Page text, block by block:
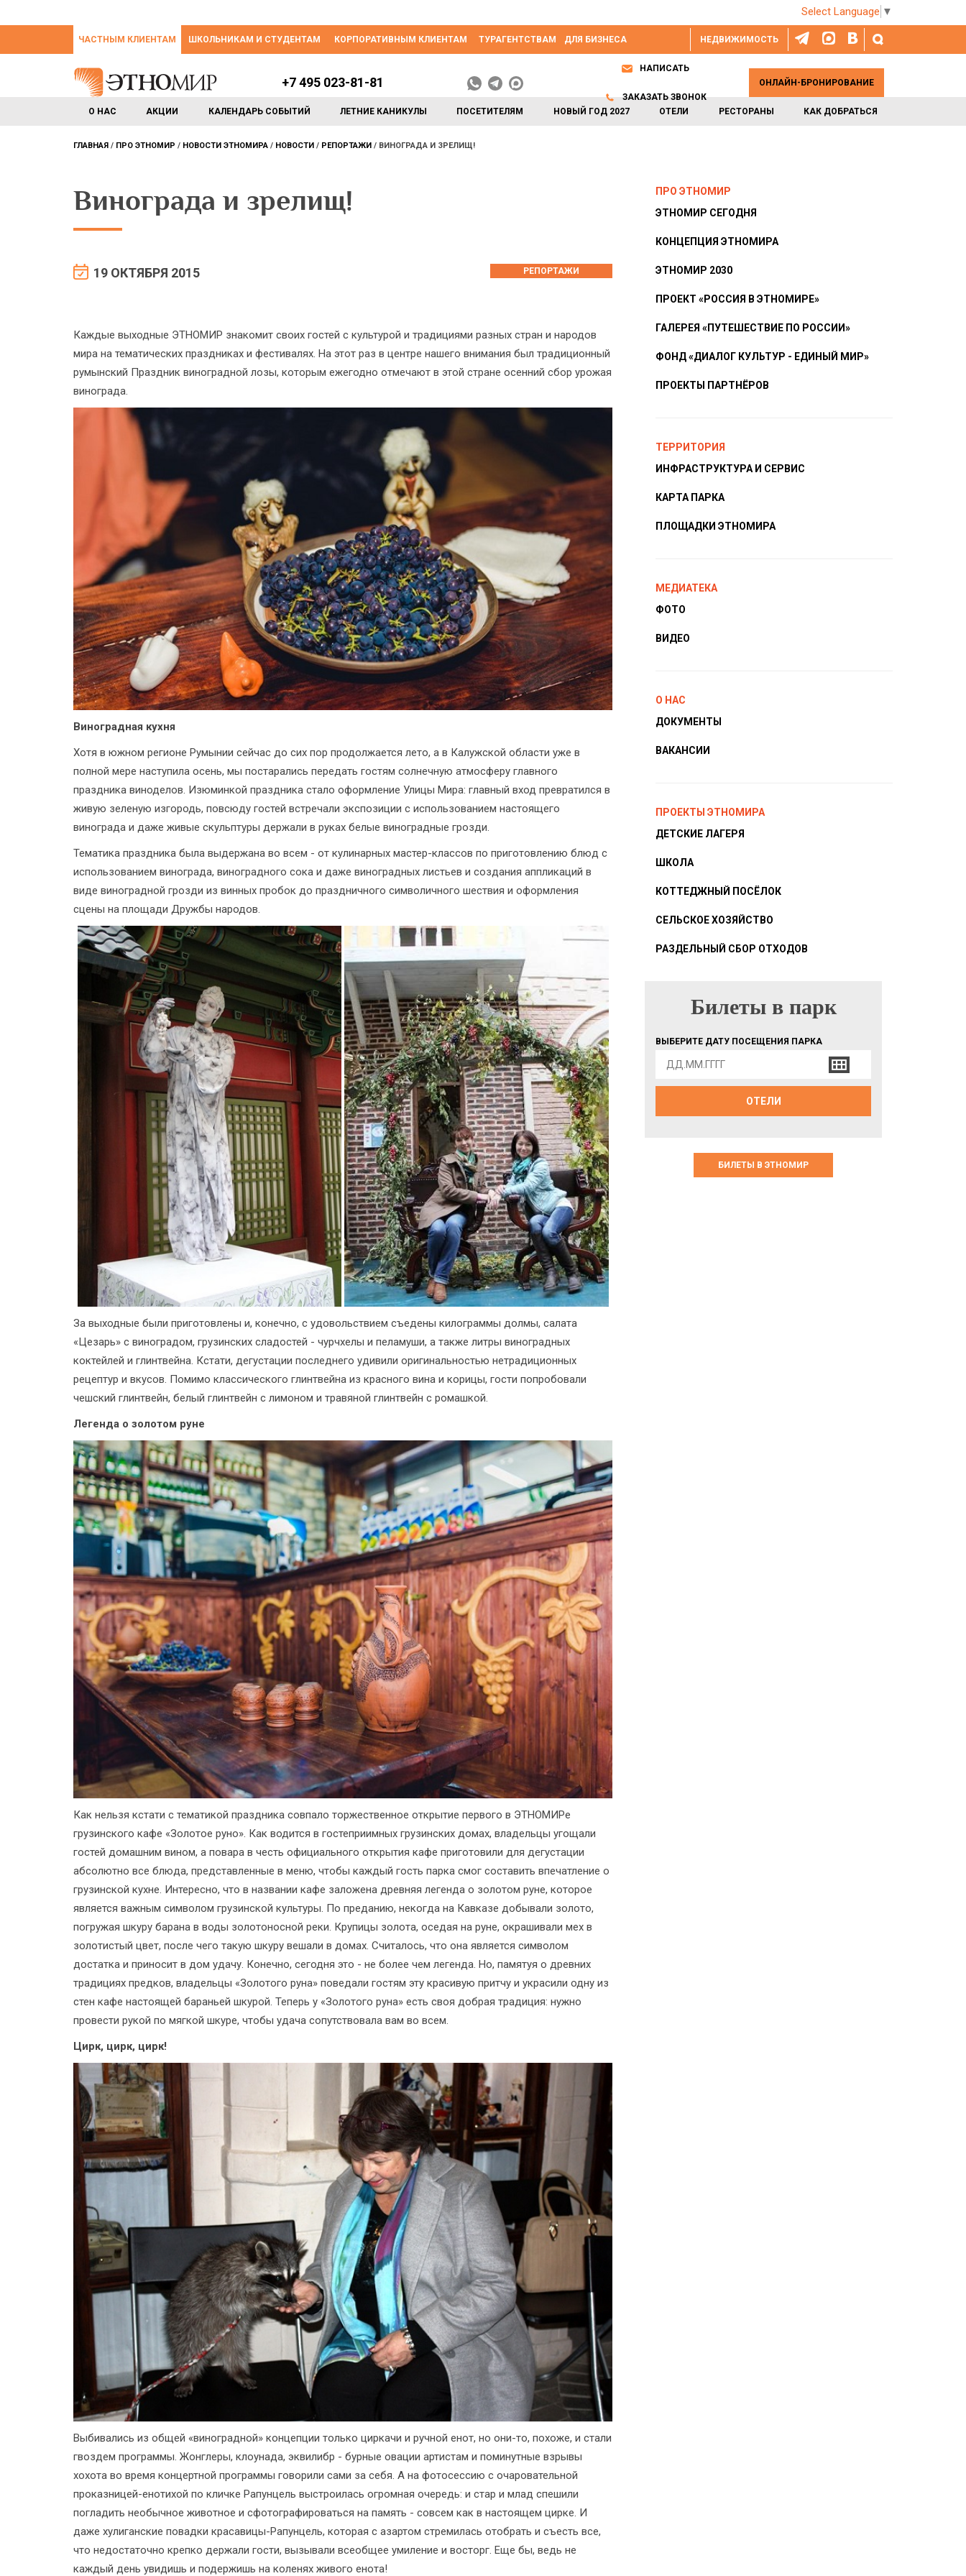
Select Language ▼
НЕДВИЖИМОСТЬ
ЧАСТНЫМ КЛИЕНТАМ ШКОЛЬНИКАМ И СТУДЕНТАМ КОРПОРАТИВНЫМ КЛИЕНТАМ ТУРАГЕНТСТВАМ ДЛЯ БИЗНЕСА
О НАС АКЦИИ КАЛЕНДАРЬ СОБЫТИЙ ЛЕТНИЕ КАНИКУЛЫ ПОСЕТИТЕЛЯМ НОВЫЙ ГОД 2027 ОТЕЛИ РЕСТОРАНЫ КАК ДОБРАТЬСЯ
+7 495 023-81-81
НАПИСАТЬ
ЗАКАЗАТЬ ЗВОНОК
ОНЛАЙН-БРОНИРОВАНИЕ
ГЛАВНАЯ ПРО ЭТНОМИР НОВОСТИ ЭТНОМИРА НОВОСТИ РЕПОРТАЖИ ВИНОГРАДА И ЗРЕЛИЩ!
Винограда и зрелищ!
19 ОКТЯБРЯ 2015 РЕПОРТАЖИ
Каждые выходные ЭТНОМИР знакомит своих гостей с культурой и традициями разных стран и народов
мира на тематических праздниках и фестивалях. На этот раз в центре нашего внимания был традиционный
румынский Праздник виноградной лозы, которым ежегодно отмечают в этой стране осенний сбор урожая
винограда.
Виноградная кухня
Хотя в южном регионе Румынии сейчас до сих пор продолжается лето, а в Калужской области уже в
полной мере наступила осень, мы постарались передать гостям солнечную атмосферу главного
праздника виноделов. Изюминкой праздника стало оформление Улицы Мира: главный вход превратился в
живую зеленую изгородь, повсюду гостей встречали экспозиции с использованием настоящего
винограда и даже живые скульптуры держали в руках белые виноградные грозди.
Тематика праздника была выдержана во всем - от кулинарных мастер-классов по приготовлению блюд с
использованием винограда, виноградного сока и даже виноградных листьев и создания аппликаций в
виде виноградной грозди из винных пробок до праздничного символичного шествия и оформления
сцены на площади Дружбы народов.
За выходные были приготовлены и, конечно, с удовольствием съедены килограммы долмы, салата
«Цезарь» с виноградом, грузинских сладостей - чурчхелы и пеламуши, а также литры виноградных
коктейлей и глинтвейна. Кстати, дегустации последнего удивили оригинальностью нетрадиционных
рецептур и вкусов. Помимо классического глинтвейна из красного вина и корицы, гости попробовали
чешский глинтвейн, белый глинтвейн с лимоном и травяной глинтвейн с ромашкой.
Легенда о золотом руне
Как нельзя кстати с тематикой праздника совпало торжественное открытие первого в ЭТНОМИРе
грузинского кафе «Золотое руно». Как водится в гостеприимных грузинских домах, владельцы угощали
гостей домашним вином, а повара в честь официального открытия кафе приготовили для дегустации
абсолютно все блюда, представленные в меню, чтобы каждый гость парка смог составить впечатление о
грузинской кухне. Интересно, что в названии кафе заложена древняя легенда о золотом руне, которое
является важным символом грузинской культуры. По преданию, некогда на Кавказе добывали золото,
погружая шкуру барана в воды золотоносной реки. Крупицы золота, оседая на руне, окрашивали мех в
золотистый цвет, после чего такую шкуру вешали в домах. Считалось, что она является символом
достатка и приносит в дом удачу. Конечно, сегодня это - не более чем легенда. Но, памятуя о древних
традициях предков, владельцы «Золотого руна» поведали гостям эту красивую притчу и украсили одну из
стен кафе настоящей бараньей шкурой. Теперь у «Золотого руна» есть своя добрая традиция: нужно
провести рукой по мягкой шкуре, чтобы удача сопутствовала вам во всем.
Цирк, цирк, цирк!
Выбивались из общей «виноградной» концепции только циркачи и ручной енот, но они-то, похоже, и стали
гвоздем программы. Жонглеры, клоунада, эквилибр - бурные овации артистам и поминутные взрывы
хохота во время концертной программы говорили сами за себя. А на фотосессию с очаровательной
проказницей-енотихой по кличке Рапунцель выстроилась огромная очередь: и стар и млад спешили
погладить необычное животное и сфотографироваться на память - совсем как в настоящем цирке. И
даже хулиганские повадки красавицы-Рапунцель, которая с азартом стремилась отобрать и съесть все,
что недостаточно крепко держали гости, вызывали всеобщее умиление и восторг. Еще бы, ведь не
каждый день увидишь и подержишь на коленях живого енота!
ПРО ЭТНОМИР
ЭТНОМИР СЕГОДНЯ
КОНЦЕПЦИЯ ЭТНОМИРА
ЭТНОМИР 2030
ПРОЕКТ «РОССИЯ В ЭТНОМИРЕ»
ГАЛЕРЕЯ «ПУТЕШЕСТВИЕ ПО РОССИИ»
ФОНД «ДИАЛОГ КУЛЬТУР - ЕДИНЫЙ МИР»
ПРОЕКТЫ ПАРТНЁРОВ
ТЕРРИТОРИЯ
ИНФРАСТРУКТУРА И СЕРВИС
КАРТА ПАРКА
ПЛОЩАДКИ ЭТНОМИРА
МЕДИАТЕКА
ФОТО
ВИДЕО
О НАС
ДОКУМЕНТЫ
ВАКАНСИИ
ПРОЕКТЫ ЭТНОМИРА
ДЕТСКИЕ ЛАГЕРЯ
ШКОЛА
КОТТЕДЖНЫЙ ПОСЁЛОК
СЕЛЬСКОЕ ХОЗЯЙСТВО
РАЗДЕЛЬНЫЙ СБОР ОТХОДОВ
БИЛЕТЫ В ПАРК
Билеты в парк
ВЫБЕРИТЕ ДАТУ ПОСЕЩЕНИЯ ПАРКА
ОТЕЛИ
БИЛЕТЫ В ЭТНОМИР